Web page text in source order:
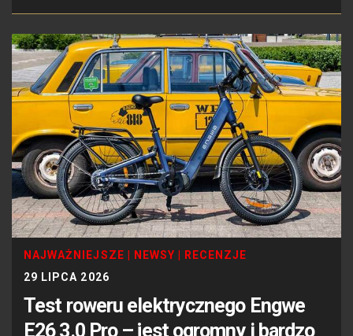
NAJWAŻNIEJSZE NEWSY
RECENZJE
29 LIPCA 2026
Test roweru elektrycznego Engwe
E26 3.0 Pro – jest ogromny i bardzo